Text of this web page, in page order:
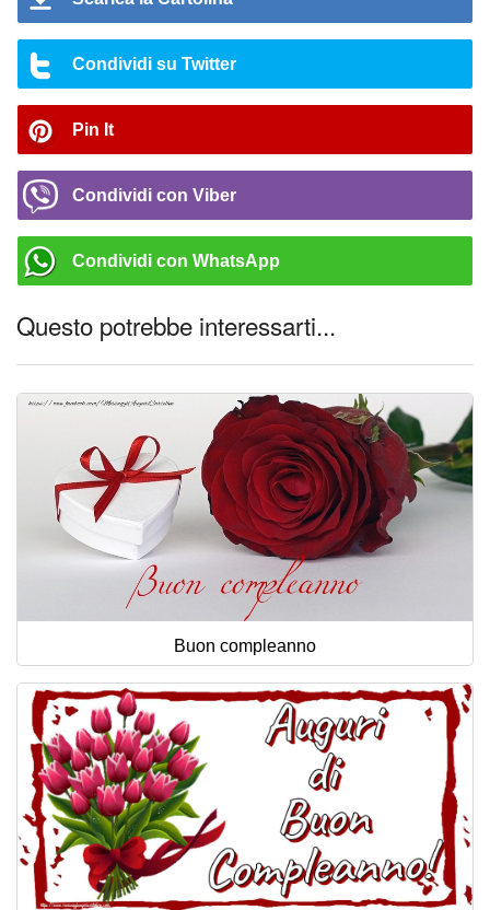
Condividi su Twitter
Pin It
Condividi con Viber
Condividi con WhatsApp
Questo potrebbe interessarti...
Buon compleanno